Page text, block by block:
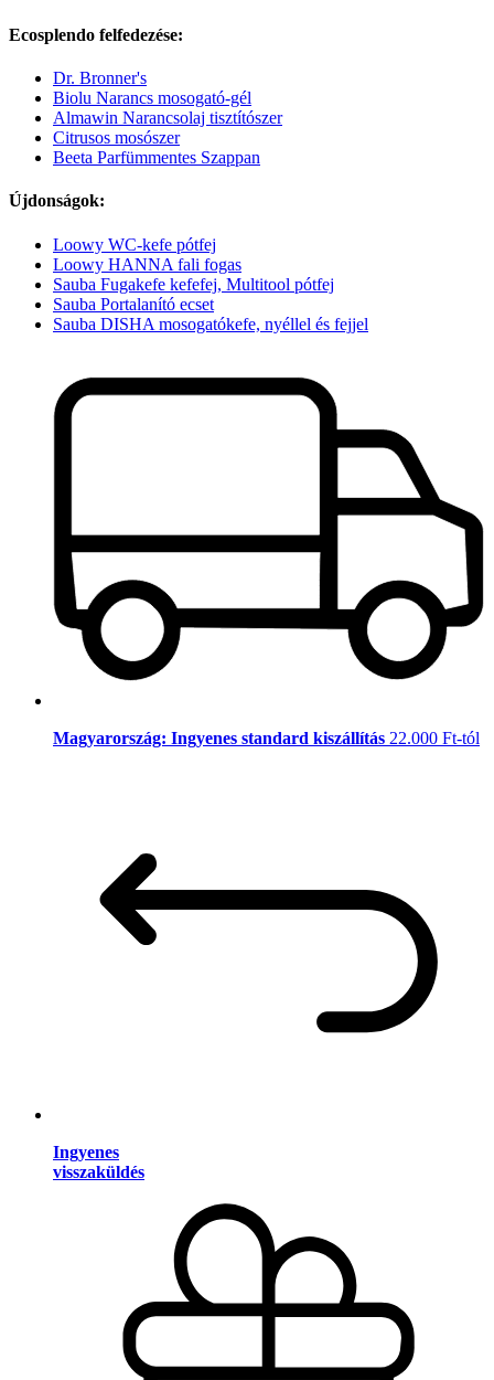
Ecosplendo felfedezése:
Dr. Bronner's
Biolu Narancs mosogató-gél
Almawin Narancsolaj tisztítószer
Citrusos mosószer
Beeta Parfümmentes Szappan
Újdonságok:
Loowy WC-kefe pótfej
Loowy HANNA fali fogas
Sauba Fugakefe kefefej, Multitool pótfej
Sauba Portalanító ecset
Sauba DISHA mosogatókefe, nyéllel és fejjel
Magyarország: Ingyenes standard kiszállítás 22.000 Ft-tól
Ingyenes
visszaküldés